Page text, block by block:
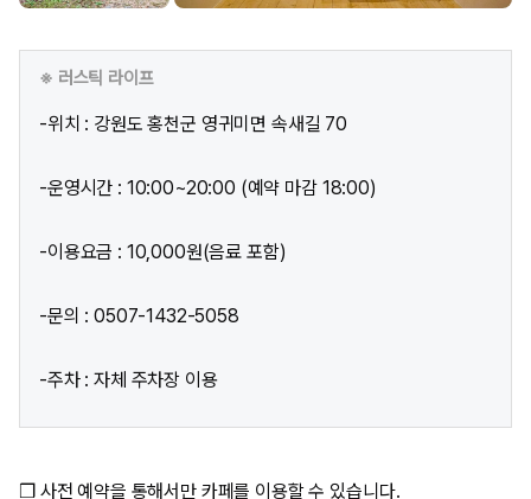
※ 러스틱 라이프
-위치 : 강원도 홍천군 영귀미면 속새길 70
-운영시간 : 10:00~20:00 (예약 마감 18:00)
-이용요금 : 10,000원(음료 포함)
-문의 : 0507-1432-5058
-주차 : 자체 주차장 이용
❒ 사전 예약을 통해서만 카페를 이용할 수 있습니다.